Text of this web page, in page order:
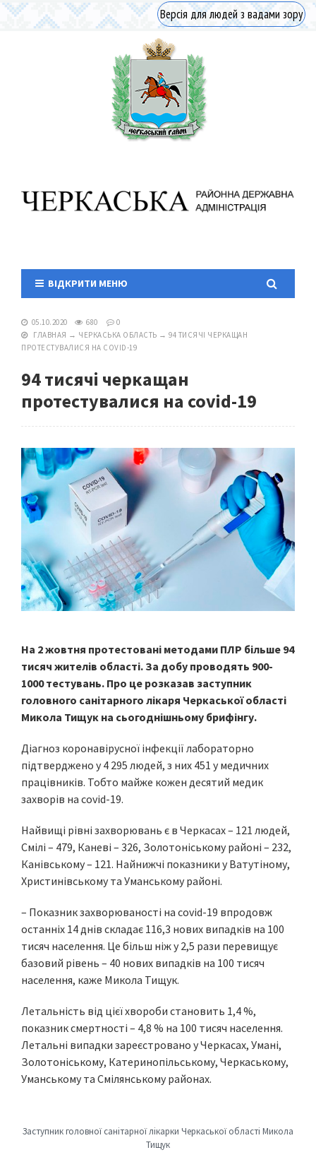
Версія для людей з вадами зору
ВІДКРИТИ МЕНЮ
05.10.2020 680
0
ГЛАВНАЯ → ЧЕРКАСЬКА ОБЛАСТЬ → 94 ТИСЯЧІ ЧЕРКАЩАН
ПРОТЕСТУВАЛИСЯ НА COVID-19
94 тисячі черкащан
протестувалися на covid-19
На 2 жовтня протестовані методами ПЛР більше 94
тисяч жителів області. За добу проводять 900-
1000 тестувань. Про це розказав заступник
головного санітарного лікаря Черкаської області
Микола Тищук на сьогоднішньому брифінгу.
Діагноз коронавірусної інфекції лабораторно
підтверджено у 4 295 людей, з них 451 у медичних
працівників. Тобто майже кожен десятий медик
захворів на covid-19.
Найвищі рівні захворювань є в Черкасах – 121 людей,
Смілі – 479, Каневі – 326, Золотоніському районі – 232,
Канівському – 121. Найнижчі показники у Ватутіному,
Христинівському та Уманському районі.
– Показник захворюваності на covid-19 впродовж
останніх 14 днів складає 116,3 нових випадків на 100
тисяч населення. Це більш ніж у 2,5 рази перевищує
базовий рівень – 40 нових випадків на 100 тисяч
населення, каже Микола Тищук.
Летальність від цієї хвороби становить 1,4 %,
показник смертності – 4,8 % на 100 тисяч населення.
Летальні випадки зареєстровано у Черкасах, Умані,
Золотоніському, Катеринопільському, Черкаському,
Уманському та Смілянському районах.
Заступник головної санітарної лікарки Черкаської області Микола
Тищук